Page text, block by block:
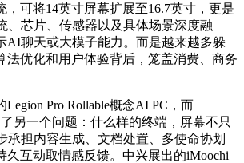
，可将14英寸屏幕扩展至16.7英寸，更是
、芯片、传感器以及具体场景深度融
AI聊天或大模子能力。而是越来越多躲
法优化和用户体验背后，笼盖消费、商务
Pro Rollable概念AI PC，而
另一个问题：什么样的终端，屏幕不只
承担内容生成、文档处置、多使命协划
久互动取情感反馈。中兴展出的iMoochi